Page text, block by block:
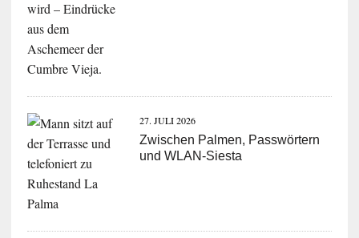
27. JULI 2026
Zwischen Palmen, Passwörtern
und WLAN-Siesta